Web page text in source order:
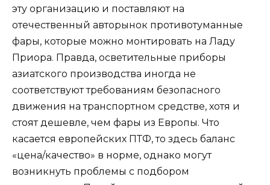
эту организацию и поставляют на
отечественный авторынок противотуманные
фары, которые можно монтировать на Ладу
Приора. Правда, осветительные приборы
азиатского производства иногда не
соответствуют требованиям безопасного
движения на транспортном средстве, хотя и
стоят дешевле, чем фары из Европы. Что
касается европейских ПТФ, то здесь баланс
«цена/качество» в норме, однако могут
возникнуть проблемы с подбором